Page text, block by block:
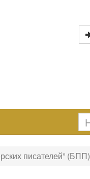
писателей” (БПП)